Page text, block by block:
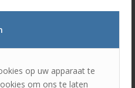
op uw apparaat te
om ons te laten